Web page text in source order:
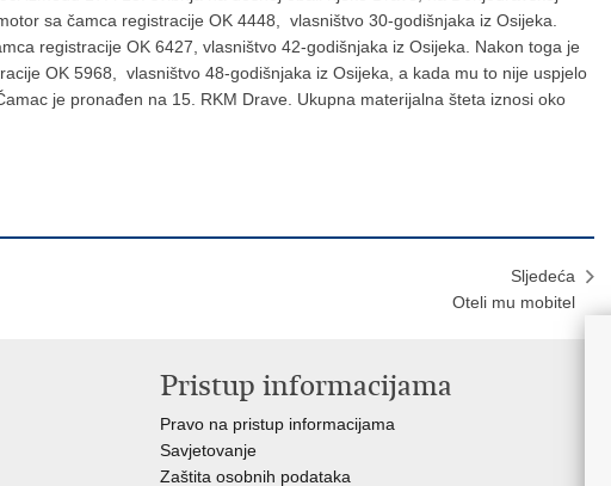
sa čamca registracije OK 4448, vlasništvo 30-godišnjaka iz Osijeka.
registracije OK 6427, vlasništvo 42-godišnjaka iz Osijeka. Nakon toga je
OK 5968, vlasništvo 48-godišnjaka iz Osijeka, a kada mu to nije uspjelo
je pronađen na 15. RKM Drave. Ukupna materijalna šteta iznosi oko
Sljedeća
Oteli mu mobitel
Pristup informacijama
Pravo na pristup informacijama
Savjetovanje
Zaštita osobnih podataka